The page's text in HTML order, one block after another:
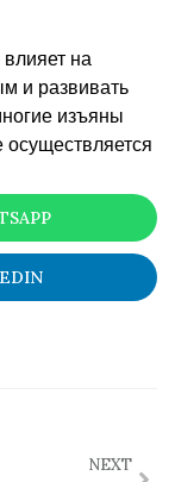
на
и развивать
изъяны
NEXT